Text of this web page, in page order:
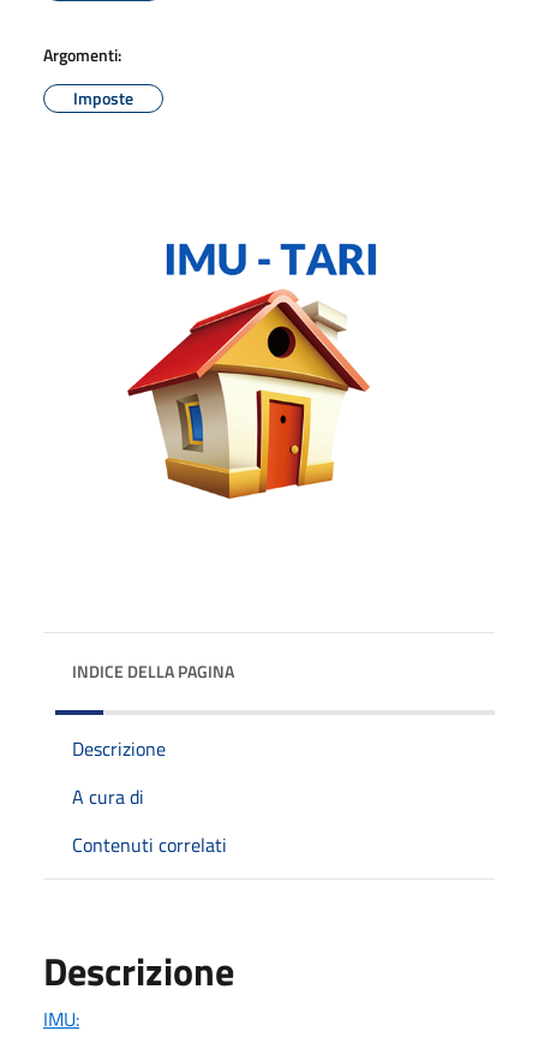
Argomenti:
Imposte
INDICE DELLA PAGINA
Descrizione
A cura di
Contenuti correlati
Descrizione
IMU: